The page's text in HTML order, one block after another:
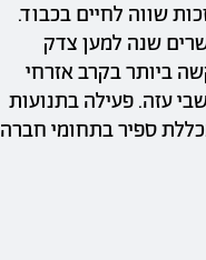
שווה לחיים בכבוד.
שנה למען צדק
ביותר בקרב אזרחי
עזה. פעילה בתנועות
ספיר בתחומי חברה